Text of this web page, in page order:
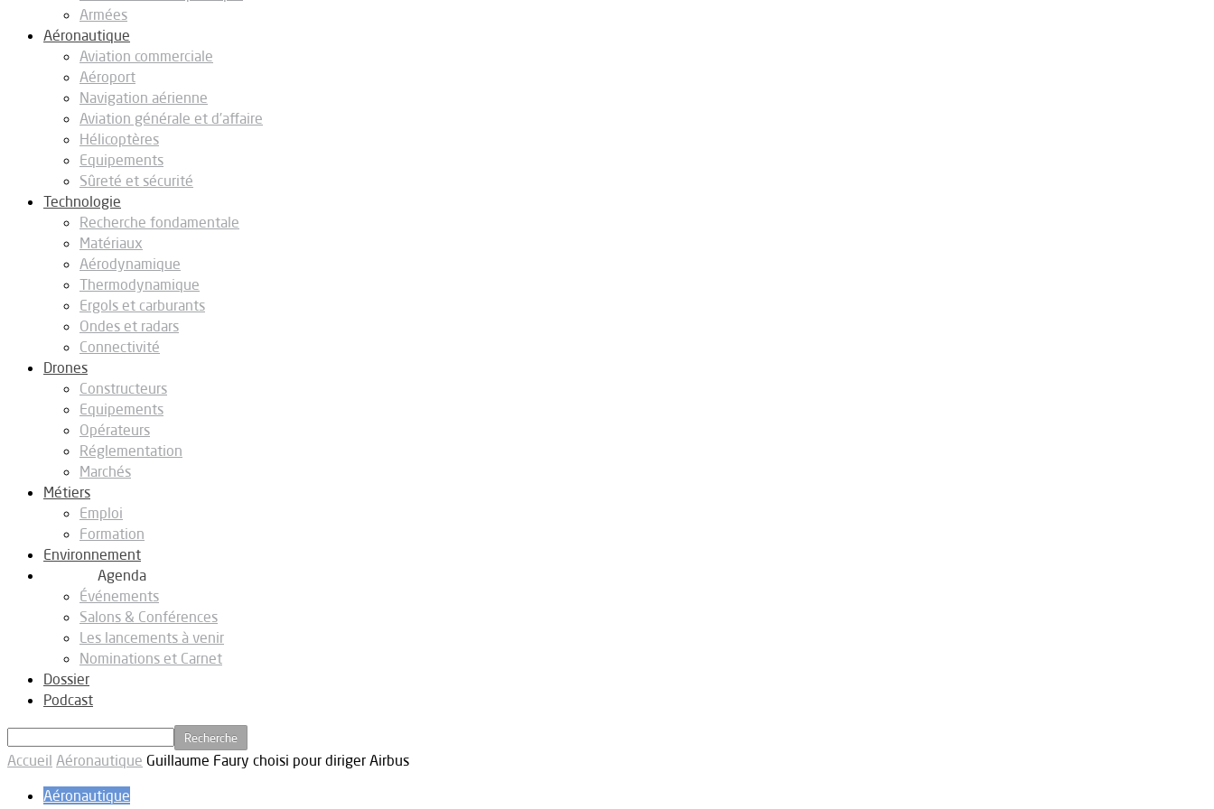
Armées
Aéronautique
Aviation commerciale
Aéroport
Navigation aérienne
Aviation générale et d’affaire
Hélicoptères
Equipements
Sûreté et sécurité
Technologie
Recherche fondamentale
Matériaux
Aérodynamique
Thermodynamique
Ergols et carburants
Ondes et radars
Connectivité
Drones
Constructeurs
Equipements
Opérateurs
Réglementation
Marchés
Métiers
Emploi
Formation
Environnement
Agenda
Événements
Salons & Conférences
Les lancements à venir
Nominations et Carnet
Dossier
Podcast
Accueil Aéronautique Guillaume Faury choisi pour diriger Airbus
Aéronautique